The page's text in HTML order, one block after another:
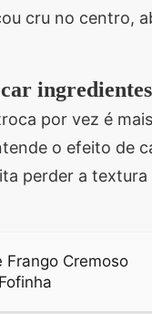
cru no centro,
por vez é
o efeito de
perder a textura
Frango Cremoso